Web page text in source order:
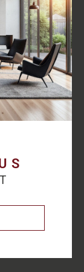
au
mesure pour
pour
de chaque
fiables